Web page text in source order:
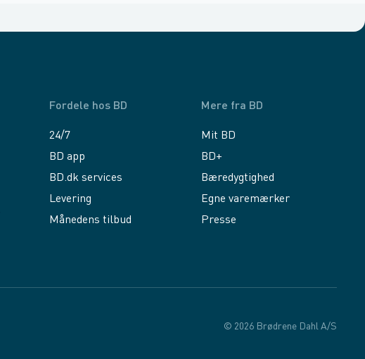
Fordele hos BD
24/7
BD app
BD.dk services
Levering
Månedens tilbud
Mere fra BD
Mit BD
BD+
Bæredygtighed
Egne varemærker
Presse
© 2026 Brødrene Dahl A/S